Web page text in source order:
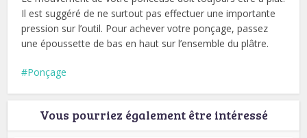
Il est suggéré de ne surtout pas effectuer une importante
pression sur l’outil. Pour achever votre ponçage, passez
une époussette de bas en haut sur l’ensemble du plâtre.
Ponçage
Vous pourriez également être intéressé